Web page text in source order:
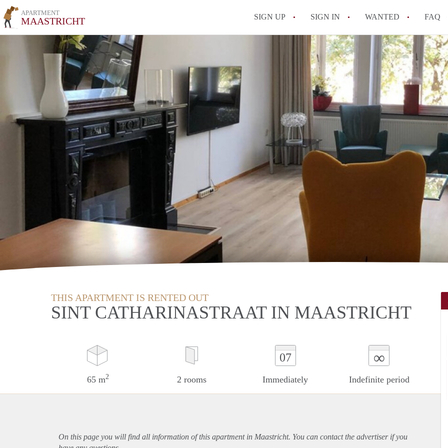
APARTMENT
MAASTRICHT SIGN UP SIGN IN WANTED FAQ
All FAQs
THIS APARTMENT IS RENTED OUT
SINT CATHARINASTRAAT IN MAASTRICHT
65 m2 2 rooms
07
Immediately
∞
Indefinite period
On this page you will find all information of this apartmentin Maastricht. You can contact the advertiser if you